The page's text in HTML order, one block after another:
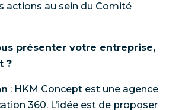
actions au sein du Comité
présenter votre entreprise,
?
: HKM Concept est une agence
360. L’idée est de proposer